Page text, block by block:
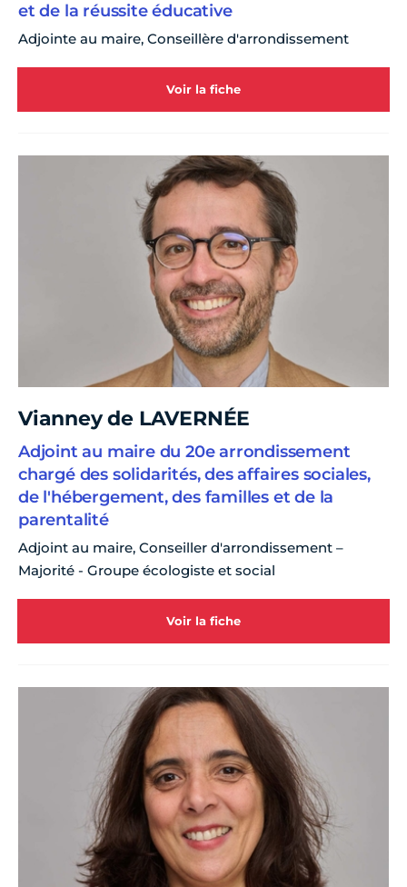
et de la réussite éducative
Adjointe au maire, Conseillère d'arrondissement
Voir la fiche
Vianney de LAVERNÉE
Adjoint au maire du 20e arrondissement
chargé des solidarités, des affaires sociales,
de l'hébergement, des familles et de la
parentalité
Adjoint au maire, Conseiller d'arrondissement –
Majorité - Groupe écologiste et social
Voir la fiche